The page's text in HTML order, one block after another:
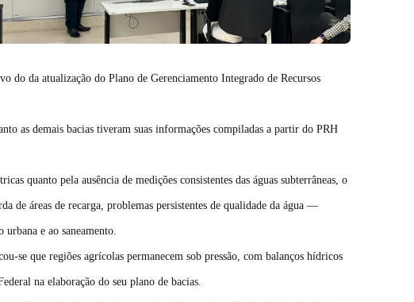
do da atualização do Plano de Gerenciamento Integrado de Recursos
as demais bacias tiveram suas informações compiladas a partir do PRH
quanto pela ausência de medições consistentes das águas subterrâneas, o
de áreas de recarga, problemas persistentes de qualidade da água —
e ao saneamento.
se que regiões agrícolas permanecem sob pressão, com balanços hídricos
na elaboração do seu plano de bacias.